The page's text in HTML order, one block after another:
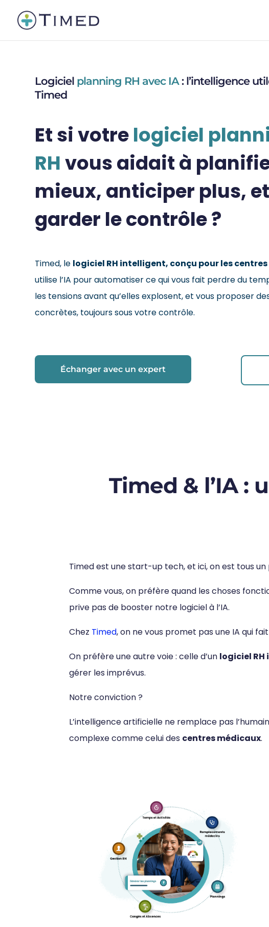
Logiciel planning RH avec IA: l’intelligence
Timed
Et si votrelogiciel
RHvous aidait à
mieux, anticiper plus, et
garder le contrôle ?
Timed, le logiciel RH intelligent, conçu pour les
utilise l’IA pour automatiser ce qui vous fait perdre du
les tensions avant qu’elles explosent, et vous proposer
concrètes, toujours sous votre contrôle.
Échanger avec un expert
Timed & l’IA :
Timed est une start-up tech, et ici, on est tous un
Comme vous, on préfère quand les choses
prive pas de booster notre logiciel à l’IA.
Chez Timed, on ne vous promet pas une IA qui
On préfère une autre voie : celle d’un logiciel
gérer les imprévus.
Notre conviction ?
L’intelligence artificielle ne remplace pas
complexe comme celui des centres médicaux.